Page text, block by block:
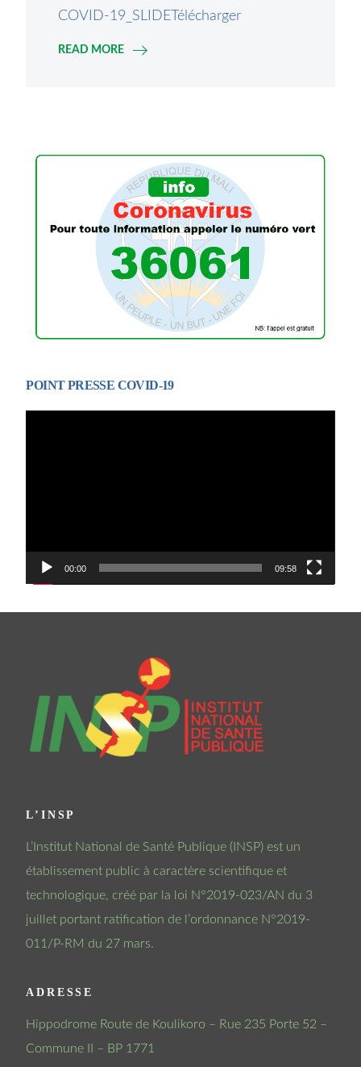
COVID-19_SLIDETélécharger
READ MORE
POINT PRESSE COVID-19
00:00 09:58
L’INSP
L’Institut National de Santé Publique (INSP) est un
établissement public à caractère scientifique et
technologique, créé par la loi N°2019-023/AN du 3
juillet portant ratification de l’ordonnance N°2019-
011/P-RM du 27 mars.
ADRESSE
Hippodrome Route de Koulikoro – Rue 235 Porte 52 –
Commune II – BP 1771